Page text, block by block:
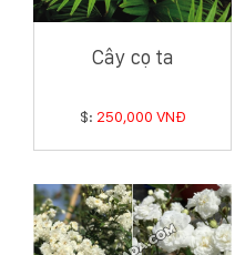
Cây cọ ta
$: 250,000 VNĐ